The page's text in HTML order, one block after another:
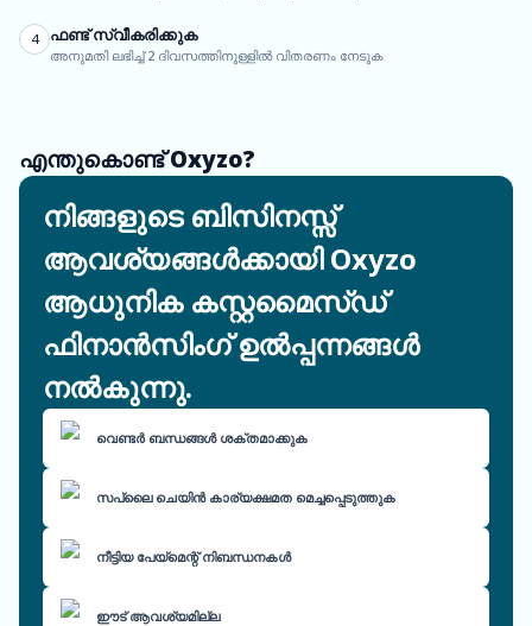
4 ഫണ്ട് സ്വീകരിക്കുക
അനുമതി ലഭിച്ച് 2 ദിവസത്തിനുള്ളിൽ വിതരണം നേടുക
എന്തുകൊണ്ട് Oxyzo?
നിങ്ങളുടെ ബിസിനസ്സ്
ആവശ്യങ്ങൾക്കായി Oxyzo
ആധുനിക കസ്റ്റമൈസ്ഡ്
ഫിനാൻസിംഗ് ഉൽപ്പന്നങ്ങൾ
നൽകുന്നു.
വെണ്ടർ ബന്ധങ്ങൾ ശക്തമാക്കുക
സപ്ലൈ ചെയിൻ കാര്യക്ഷമത മെച്ചപ്പെടുത്തുക
നീട്ടിയ പേയ്മെന്റ് നിബന്ധനകൾ
ഈട് ആവശ്യമില്ല